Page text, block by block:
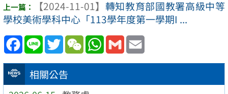
相關公告
【2024-11-01】 轉知教育部國教署高級中等
學校美術學科中心「113學年度第一學期I ...
Facebook
Line TwitterWeChatWhatsApp
Gmail